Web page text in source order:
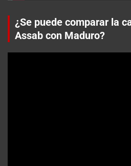
¿Se puede comparar la
Assab con Maduro?